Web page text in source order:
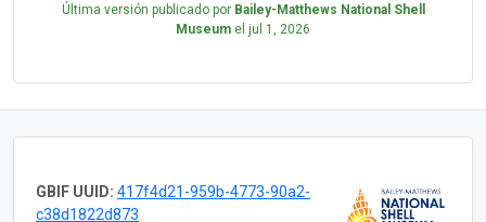
Última versión publicado por Bailey-Matthews National Shell
Museum el jul 1, 2026
GBIF UUID: 417f4d21-959b-4773-90a2-
c38d1822d873